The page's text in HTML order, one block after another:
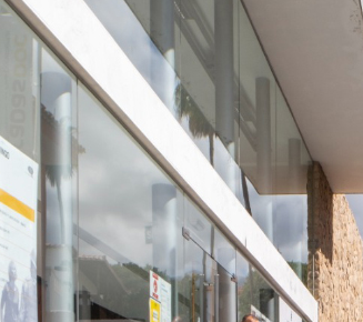
Santa Cruz | La Laguna
Islas
INFANTIL LOCALES CON ACTUACIONES
COMERCIO
GASTRO
FORMATIVO